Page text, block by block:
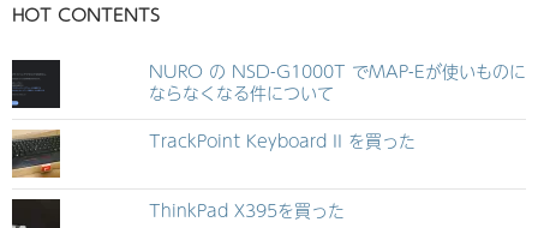
HOT CONTENTS
NURO の NSD-G1000T でMAP-Eが使いものに
ならなくなる件について
TrackPoint Keyboard II を買った
ThinkPad X395を買った